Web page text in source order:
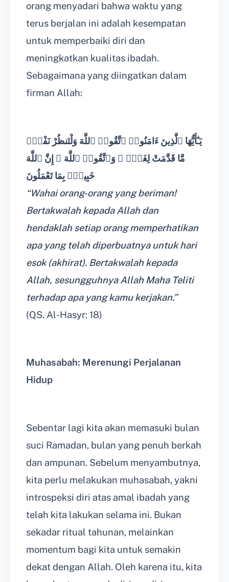
orang menyadari bahwa waktu yang
terus berjalan ini adalah kesempatan
untuk memperbaiki diri dan
meningkatkan kualitas ibadah.
Sebagaimana yang diingatkan dalam
firman Allah:
يَـٰٓأَيُّهَا ٱلَّذِينَ ءَامَنُوا۟ ٱتَّقُوا۟ ٱللَّهَ وَلْتَنظُرْ نَفْسٌۭ
مَّا قَدَّمَتْ لِغَدٍۢ ۖ وَٱتَّقُوا۟ ٱللَّهَ ۚ إِنَّ ٱللَّهَ
خَبِيرٌۢ بِمَا تَعْمَلُونَ
“Wahai orang-orang yang beriman!
Bertakwalah kepada Allah dan
hendaklah setiap orang memperhatikan
apa yang telah diperbuatnya untuk hari
esok (akhirat). Bertakwalah kepada
Allah, sesungguhnya Allah Maha Teliti
terhadap apa yang kamu kerjakan.”
(QS. Al-Hasyr: 18)
Muhasabah: Merenungi Perjalanan
Hidup
Sebentar lagi kita akan memasuki bulan
suci Ramadan, bulan yang penuh berkah
dan ampunan. Sebelum menyambutnya,
kita perlu melakukan muhasabah, yakni
introspeksi diri atas amal ibadah yang
telah kita lakukan selama ini. Bukan
sekadar ritual tahunan, melainkan
momentum bagi kita untuk semakin
dekat dengan Allah. Oleh karena itu, kita